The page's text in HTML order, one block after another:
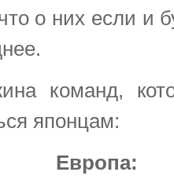
о них если и
команд,
японцам:
Европа: